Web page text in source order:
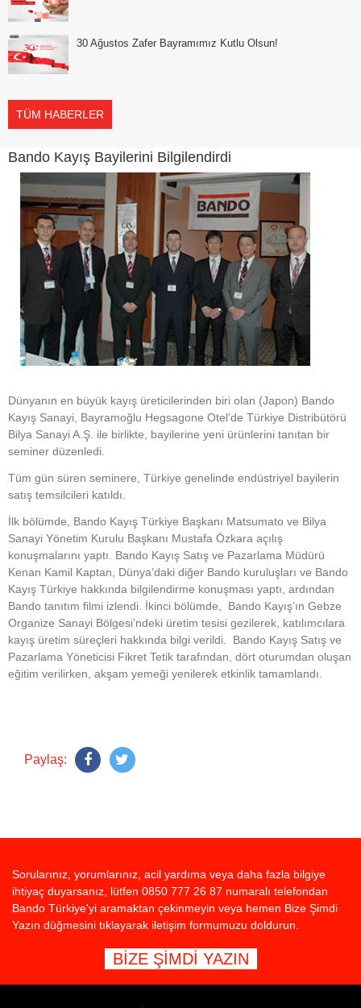
30 Ağustos Zafer Bayramımız Kutlu Olsun!
TÜM HABERLER
Bando Kayış Bayilerini Bilgilendirdi
Dünyanın en büyük kayış üreticilerinden biri olan (Japon) Bando
Kayış Sanayi, Bayramoğlu Hegsagone Otel’de Türkiye Distribütörü
Bilya Sanayi A.Ş. ile birlikte, bayilerine yeni ürünlerini tanıtan bir
seminer düzenledi.
Tüm gün süren seminere, Türkiye genelinde endüstriyel bayilerin
satış temsilcileri katıldı.
İlk bölümde, Bando Kayış Türkiye Başkanı Matsumato ve Bilya
Sanayi Yönetim Kurulu Başkanı Mustafa Özkara açılış
konuşmalarını yaptı. Bando Kayış Satış ve Pazarlama Müdürü
Kenan Kamil Kaptan, Dünya’daki diğer Bando kuruluşları ve Bando
Kayış Türkiye hakkında bilgilendirme konuşması yaptı, ardından
Bando tanıtım filmi izlendi. İkinci bölümde, Bando Kayış’ın Gebze
Organize Sanayi Bölgesi’ndeki üretim tesisi gezilerek, katılımcılara
kayış üretim süreçleri hakkında bilgi verildi. Bando Kayış Satış ve
Pazarlama Yöneticisi Fikret Tetik tarafından, dört oturumdan oluşan
eğitim verilirken, akşam yemeği yenilerek etkinlik tamamlandı.
Paylaş:
Sorularınız, yorumlarınız, acil yardıma veya daha fazla bilgiye
ihtiyaç duyarsanız, lütfen 0850 777 26 87 numaralı telefondan
Bando Türkiye'yi aramaktan çekinmeyin veya hemen Bize Şimdi
Yazın düğmesini tıklayarak iletişim formumuzu doldurun.
BİZE ŞİMDİ YAZIN